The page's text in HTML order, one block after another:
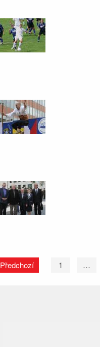
Předchozí 1 …